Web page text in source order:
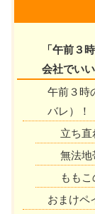
「午前３
会社でい
午前３時
バレ）！
立ち直
無法
もも
おまけペ